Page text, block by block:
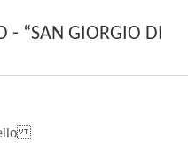
“SAN GIORGIO DI